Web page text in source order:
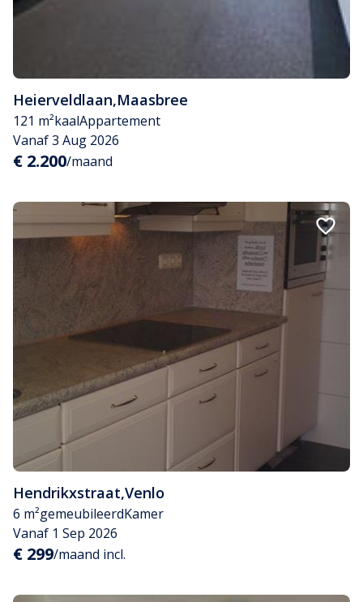
Heierveldlaan,Maasbree
121 m²kaalAppartement
Vanaf 3 Aug 2026
€ 2.200/maand
Hendrikxstraat,Venlo
6 m²gemeubileerdKamer
Vanaf 1 Sep 2026
€ 299/maand incl.